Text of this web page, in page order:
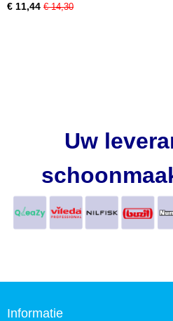
€ 11,44 € 14,30
Uw
Informatie